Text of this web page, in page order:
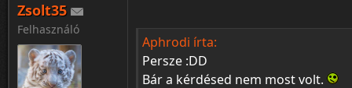
Zsolt35
Felhasználó
Aphrodi írta:
Persze :DD
Bár a kérdésed nem most volt.